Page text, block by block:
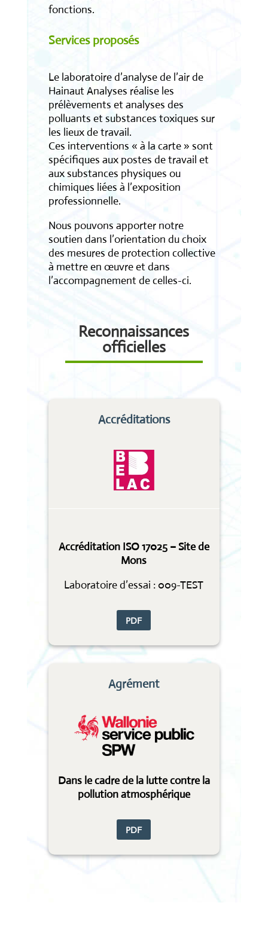
fonctions.
Services proposés
Le laboratoire d’analyse de l’air de
Hainaut Analyses réalise les
prélèvements et analyses des
polluants et substances toxiques sur
les lieux de travail.
Ces interventions « à la carte » sont
spécifiques aux postes de travail et
aux substances physiques ou
chimiques liées à l’exposition
professionnelle.
Nous pouvons apporter notre
soutien dans l’orientation du choix
des mesures de protection collective
à mettre en œuvre et dans
l’accompagnement de celles-ci.
Reconnaissances
officielles
Accréditations
Accréditation ISO 17025 – Site de
Mons
Laboratoire d’essai : 009-TEST
PDF
Agrément
Dans le cadre de la lutte contre la
pollution atmosphérique
PDF